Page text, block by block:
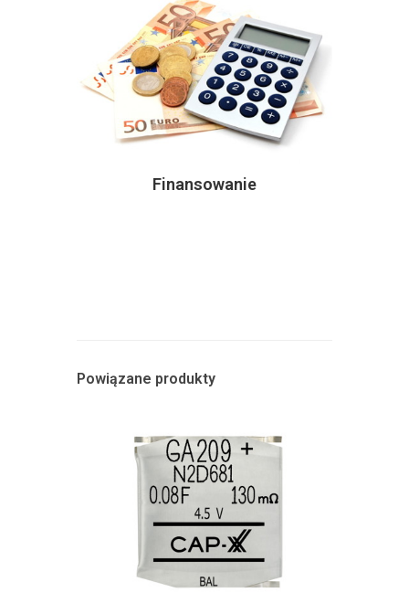
Finansowanie
Powiązane produkty